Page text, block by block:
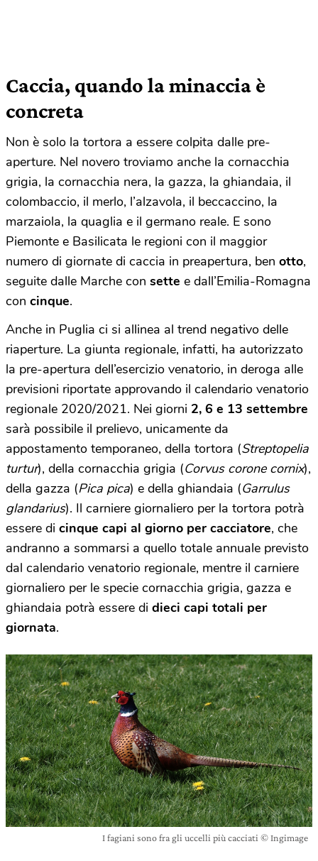
Caccia, quando la minaccia è
concreta
Non è solo la tortora a essere colpita dalle pre-
aperture. Nel novero troviamo anche la cornacchia
grigia, la cornacchia nera, la gazza, la ghiandaia, il
colombaccio, il merlo, l’alzavola, il beccaccino, la
marzaiola, la quaglia e il germano reale. E sono
Piemonte e Basilicata le regioni con il maggior
numero di giornate di caccia in preapertura, ben otto,
seguite dalle Marche con sette e dall’Emilia-Romagna
con cinque.
Anche in Puglia ci si allinea al trend negativo delle
riaperture. La giunta regionale, infatti, ha autorizzato
la pre-apertura dell’esercizio venatorio, in deroga alle
previsioni riportate approvando il calendario venatorio
regionale 2020/2021. Nei giorni 2, 6 e 13 settembre
sarà possibile il prelievo, unicamente da
appostamento temporaneo, della tortora (Streptopelia
turtur), della cornacchia grigia (Corvus corone cornix),
della gazza (Pica pica) e della ghiandaia (Garrulus
glandarius). Il carniere giornaliero per la tortora potrà
essere di cinque capi al giorno per cacciatore, che
andranno a sommarsi a quello totale annuale previsto
dal calendario venatorio regionale, mentre il carniere
giornaliero per le specie cornacchia grigia, gazza e
ghiandaia potrà essere di dieci capi totali per
giornata.
I fagiani sono fra gli uccelli più cacciati © Ingimage